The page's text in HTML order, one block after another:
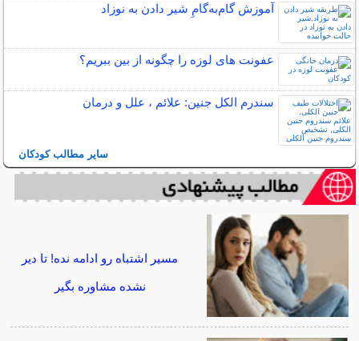
آموزش گام‌به‌گامِ شیر دادن به نوزاد
عفونت های لوزه را چگونه از بین ببریم؟
سندرم الکل جنین: علائم ، علل و درمان
سایر مطالب کودکان
مسیر اشتباه رو ادامه نده! تا دیر
نشده مشاوره بگیر